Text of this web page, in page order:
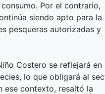
Por el contrario,
siendo apto para la
pesqueras autorizadas y
Costero se reflejará en
lo que obligará al
ese contexto, resaltó la